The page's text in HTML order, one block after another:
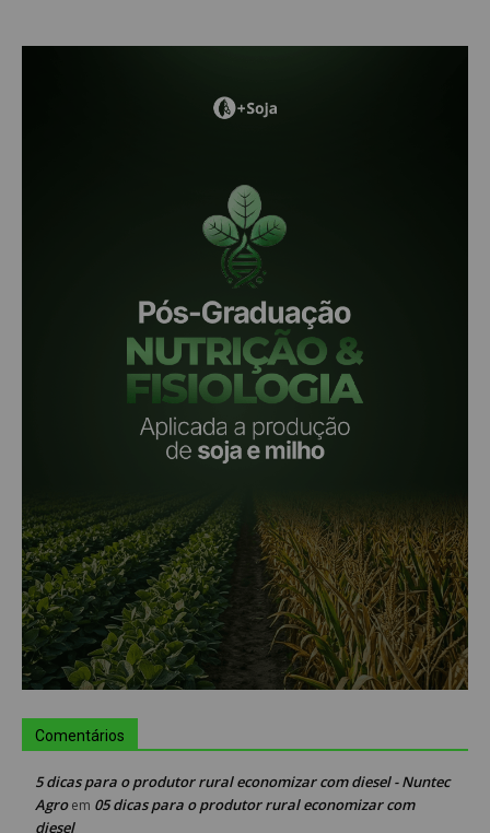
Comentários
5 dicas para o produtor rural economizar com diesel - Nuntec
Agroem 05 dicas para o produtor rural economizar com
diesel